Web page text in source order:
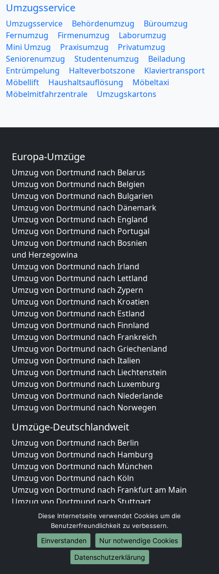
Umzugsservice
Umzugsservice Behördenumzug
Büroumzug
Fernumzug
Firmenumzug
Laborumzug
Mini Umzug
Praxisumzug
Privatumzug
Seniorenumzug
Studentenumzug
Beiladung
Entrümpelung
Halteverbotszone
Klaviertransport
Möbellift
Haushaltsauflösung
Möbeltaxi
Möbelmitfahrzentrale
Umzugskartons
Europa-Umzüge
Umzug von Dortmund nach Belarus
Umzug von Dortmund nach Belgien
Umzug von Dortmund nach Bulgarien
Umzug von Dortmund nach Dänemark
Umzug von Dortmund nach England
Umzug von Dortmund nach Portugal
Umzug von Dortmund nach Bosnien
und Herzegowina
Umzug von Dortmund nach Irland
Umzug von Dortmund nach Lettland
Umzug von Dortmund nach Zypern
Umzug von Dortmund nach Kroatien
Umzug von Dortmund nach Estland
Umzug von Dortmund nach Finnland
Umzug von Dortmund nach Frankreich
Umzug von Dortmund nach Griechenland
Umzug von Dortmund nach Italien
Umzug von Dortmund nach Liechtenstein
Umzug von Dortmund nach Luxemburg
Umzug von Dortmund nach Niederlande
Umzug von Dortmund nach Norwegen
Umzüge-Deutschlandweit
Umzug von Dortmund nach Berlin
Umzug von Dortmund nach Hamburg
Umzug von Dortmund nach München
Umzug von Dortmund nach Köln
Umzug von Dortmund nach Frankfurt am Main
Umzug von Dortmund nach Stuttgart
Umzug von Dortmund nach Düsseldorf
Umzug von Dortmund nach Leipzig
Umzug von Dortmund nach Dortmund
Umzug von Dortmund nach Essen
Umzug von Dortmund nach Bremen
Diese Internetseite verwendet Cookies um die
Benutzerfreundlichkeit zu verbessern.
Einverstanden
Nur notwendige Cookies
Datenschutzerklärung